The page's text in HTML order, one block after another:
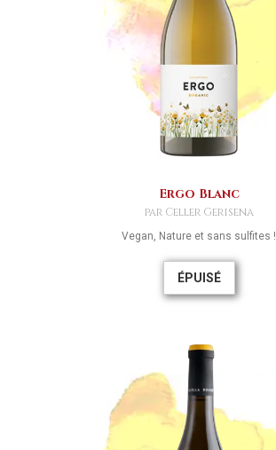
Ergo Blanc
par Celler Gerisena
Vegan, Nature et sans sulfites !
ÉPUISÉ